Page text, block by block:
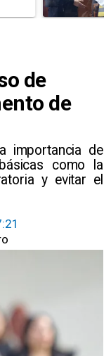
de
de
importancia de
como la
y evitar el